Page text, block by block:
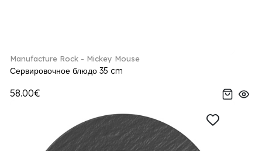
Manufacture Rock - Mickey Mouse
Сервировочное блюдо 35 cm
58.00€